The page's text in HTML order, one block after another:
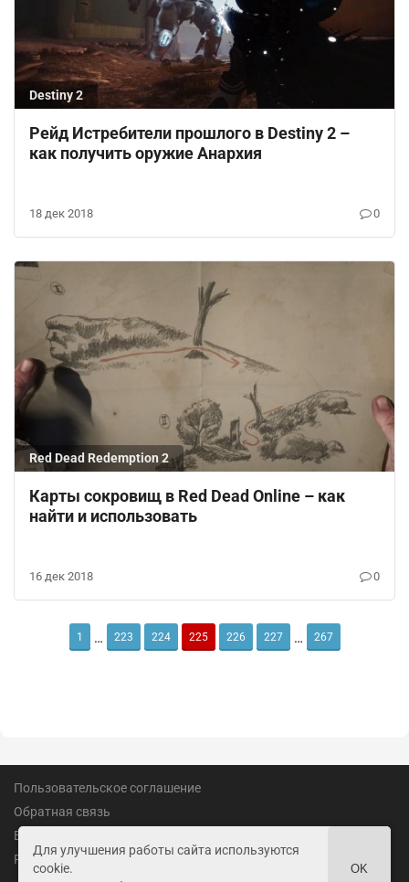
Destiny 2
Рейд Истребители прошлого в Destiny 2 –
как получить оружие Анархия
18 дек 2018 0
Red Dead Redemption 2
Карты сокровищ в Red Dead Online – как
найти и использовать
16 дек 2018 0
1 … 223 224 225 226 227 … 267
Для улучшения работы сайта используются
cookie.
OK
Пользовательское соглашение
Обратная связь
Вакансии
Реклама